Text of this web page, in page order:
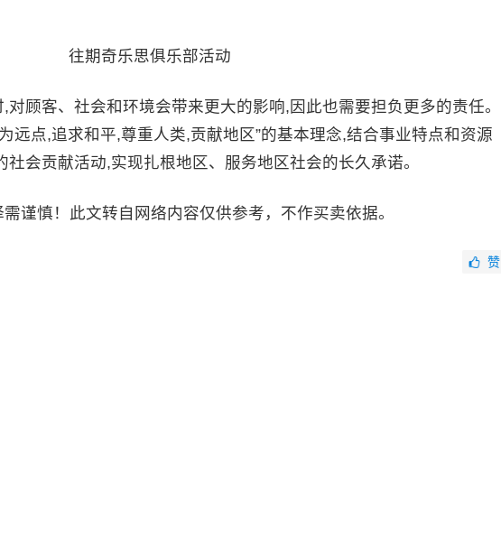
往期奇乐思俱乐部活动
顾客、社会和环境会带来更大的影响,因此也需要担负更多的责任。
远点,追求和平,尊重人类,贡献地区”的基本理念,结合事业特点和资源
会贡献活动,实现扎根地区、服务地区社会的长久承诺。
谨慎！此文转自网络内容仅供参考，不作买卖依据。
赞